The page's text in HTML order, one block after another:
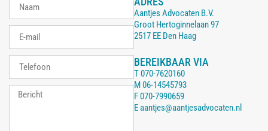
Aantjes Advocaten B.V.
Groot Hertoginnelaan 97
2517 EE Den Haag
BEREIKBAAR VIA
T070-7620160
M06-14545793
F070-7990659
Eaantjes@aantjesadvocaten.nl